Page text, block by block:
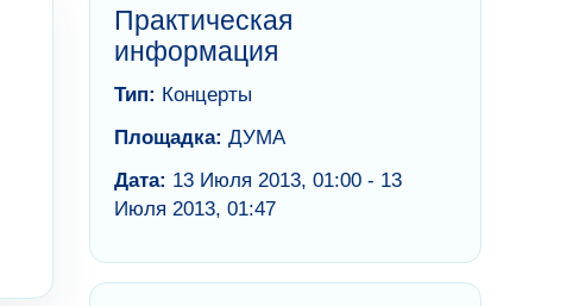
Практическая
информация
Тип: Концерты
Площадка: ДУМА
Дата: 13 Июля 2013, 01:00 - 13
Июля 2013, 01:47